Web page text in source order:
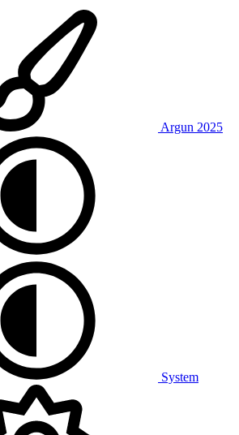
Argun 2025
System